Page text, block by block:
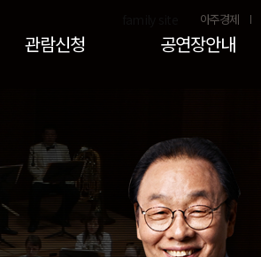
관람신청 공연장안내
아주경제